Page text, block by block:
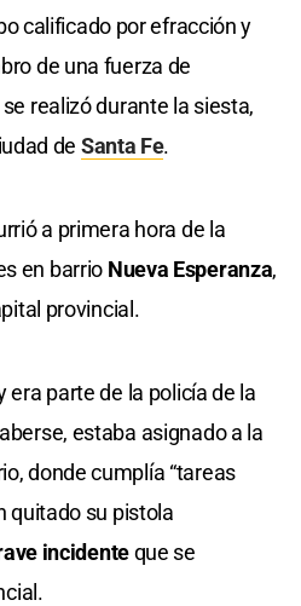
calificado por efracción y
de una fuerza de
realizó durante la siesta,
de Santa Fe.
a primera hora de la
en barrio Nueva Esperanza,
provincial.
era parte de la policía de la
estaba asignado a la
donde cumplía “tareas
quitado su pistola
incidenteque se